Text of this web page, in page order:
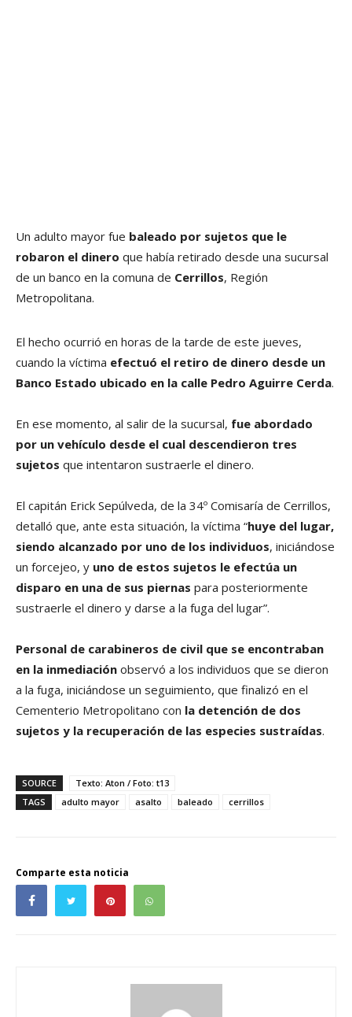
Un adulto mayor fue baleado por sujetos que le
robaron el dinero que había retirado desde una sucursal
de un banco en la comuna de Cerrillos, Región
Metropolitana.
El hecho ocurrió en horas de la tarde de este jueves,
cuando la víctima efectuó el retiro de dinero desde un
Banco Estado ubicado en la calle Pedro Aguirre Cerda.
En ese momento, al salir de la sucursal, fue abordado
por un vehículo desde el cual descendieron tres
sujetos que intentaron sustraerle el dinero.
El capitán Erick Sepúlveda, de la 34º Comisaría de Cerrillos,
detalló que, ante esta situación, la víctima “huye del lugar,
siendo alcanzado por uno de los individuos, iniciándose
un forcejeo, y uno de estos sujetos le efectúa un
disparo en una de sus piernas para posteriormente
sustraerle el dinero y darse a la fuga del lugar”.
Personal de carabineros de civil que se encontraban
en la inmediación observó a los individuos que se dieron
a la fuga, iniciándose un seguimiento, que finalizó en el
Cementerio Metropolitano con la detención de dos
sujetos y la recuperación de las especies sustraídas.
SOURCE
Texto: Aton / Foto: t13
TAGS
adulto mayor asalto baleado cerrillos
Comparte esta noticia